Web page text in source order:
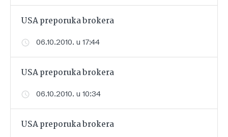
USA preporuka brokera
06.10.2010. u 17:44
USA preporuka brokera
06.10.2010. u 10:34
USA preporuka brokera